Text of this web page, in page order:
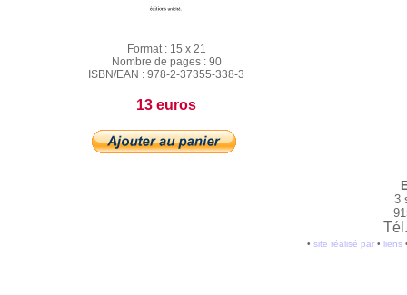
Format : 15 x 21
Nombre de pages : 90
ISBN/EAN : 978-2-37355-338-3
13 euros
3
• site réalisé par• liens